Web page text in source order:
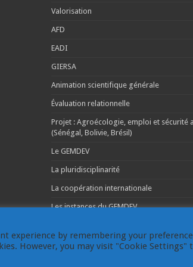
Valorisation
AFD
EADI
GIERSA
Animation scientifique générale
Évaluation relationnelle
Projet : Agroécologie, emploi et sécurité
(Sénégal, Bolivie, Brésil)
Le GEMDEV
La pluridisciplinarité
La coopération internationale
Les instances du GEMDEV
experience by remembering your
However, you may visit "Cookie